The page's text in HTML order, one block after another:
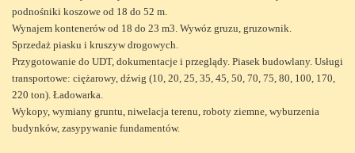
podnośniki koszowe od 18 do 52 m.
Wynajem kontenerów od 18 do 23 m3. Wywóz gruzu, gruzownik.
Sprzedaż piasku i kruszyw drogowych.
Przygotowanie do UDT, dokumentacje i przeglądy. Piasek budowlany. Usługi
transportowe: ciężarowy, dźwig (10, 20, 25, 35, 45, 50, 70, 75, 80, 100, 170,
220 ton). Ładowarka.
Wykopy, wymiany gruntu, niwelacja terenu, roboty ziemne, wyburzenia
budynków, zasypywanie fundamentów.